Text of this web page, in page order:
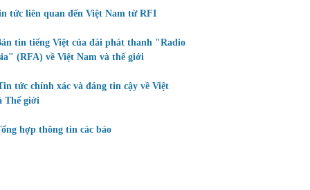
tức liên quan đến Việt Nam từ RFI
tin tiếng Việt của đài phát thanh "Radio
(RFA) về Việt Nam và thế giới
tức chính xác và đáng tin cậy về Việt
Thế giới
hợp thông tin các báo